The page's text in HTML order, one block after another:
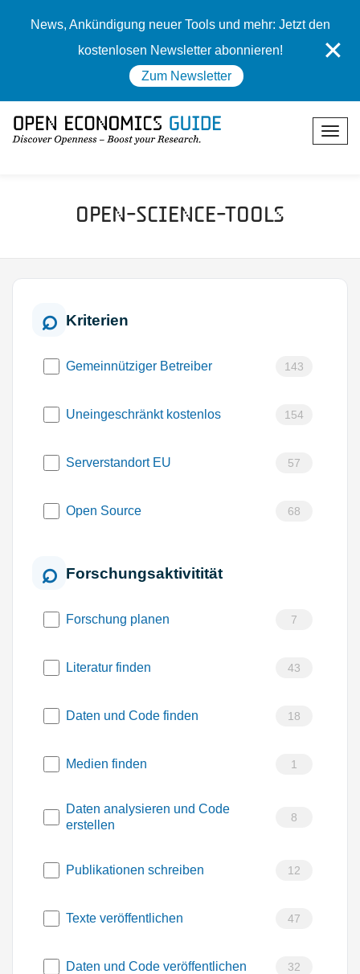
News, Ankündigung neuer Tools und mehr: Jetzt den
kostenlosen Newsletter abonnieren!
Zum Newsletter
✕
Open-Science-Tools
Kriterien
Gemeinnütziger Betreiber 143
Uneingeschränkt kostenlos 154
Serverstandort EU 57
Open Source 68
Forschungsaktivitität
Forschung planen 7
Literatur finden 43
Daten und Code finden 18
Medien finden 1
Daten analysieren und Code
erstellen
8
Publikationen schreiben 12
Texte veröffentlichen 47
Daten und Code veröffentlichen 32